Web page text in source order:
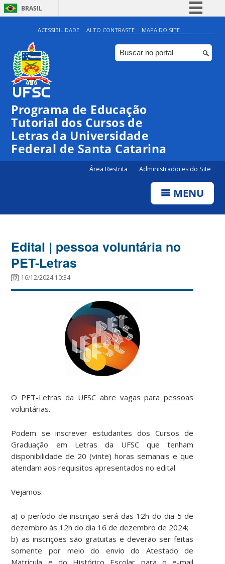
BRASIL
Simplifique!
Comunica BR
Participe
ACESSIBILIDADE ALTO CONTRASTE MAPA DO SITE
Programa de Educação
Tutorial dos Cursos de
Letras da Universidade
Federal de Santa Catarina
Área Restrita Administradores do Site
MENU
Edital | pessoa voluntária no
PET-Letras
16/12/2024 10:34
O PET-Letras da UFSC abre vagas para pessoas
voluntárias.
Podem se inscrever estudantes dos Cursos de
Graduação em Letras da UFSC que tenham
disponibilidade de 20 (vinte) horas semanais e que
atendam aos requisitos apresentados no edital.
Vejamos:
a) o período de inscrição será das 12h do dia 5 de
dezembro às 12h do dia 16 de dezembro de 2024;
b) as inscrições são gratuitas e deverão ser feitas
somente por meio do envio do Atestado de
Matrícula e do Histórico Escolar para o e-mail